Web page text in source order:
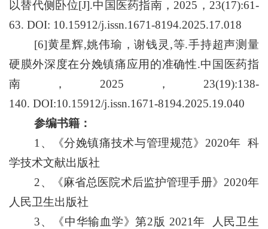
以替代侧卧位[J].中国医药指南，2025，23(17):61-
63. DOI: 10.15912/j.issn.1671-8194.2025.17.018
[6]黄星辉,姚伟瑜，谢钱灵 ,等.手持超声测量
硬膜外深度在分娩镇痛应用的准确性.中国医药指
南，2025，23(19):138-
140. DOI:10.15912/j.issn.1671-8194.2025.19.040
参编书籍：
1、
《分娩镇痛技术与管理规范》 2020年 科
学技术文献出版社
2、
《麻省总医院术后监护管理手册》 2020年
人民卫生出版社
3、
《中华输血学》第2版 2021年 人民卫生